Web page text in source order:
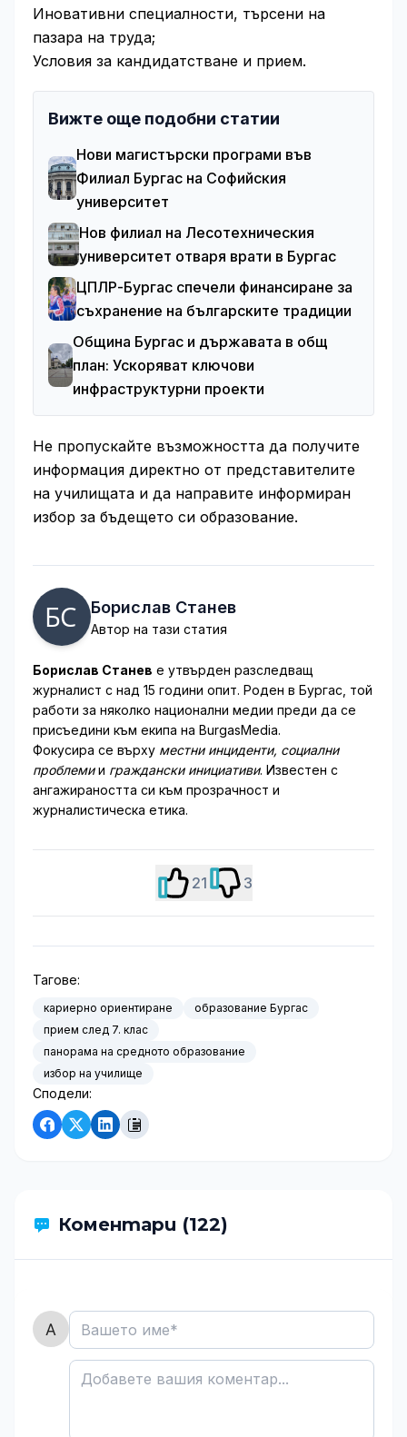
Иновативни специалности, търсени на
пазара на труда;
Условия за кандидатстване и прием.
Вижте още подобни статии
Нови магистърски програми във
Филиал Бургас на Софийския
университет
Нов филиал на Лесотехническия
университет отваря врати в Бургас
ЦПЛР-Бургас спечели финансиране за
съхранение на българските традиции
Община Бургас и държавата в общ
план: Ускоряват ключови
инфраструктурни проекти
Не пропускайте възможността да получите
информация директно от представителите
на училищата и да направите информиран
избор за бъдещето си образование.
Борислав Станев
Автор на тази статия
Борислав Станев е утвърден разследващ
журналист с над 15 години опит. Роден в Бургас, той
работи за няколко национални медии преди да се
присъедини към екипа на BurgasMedia.
Фокусира се върху местни инциденти, социални
проблемии граждански инициативи. Известен с
ангажираността си към прозрачност и
журналистическа етика.
21 3
Тагове:
кариерно ориентиране
образование Бургас
прием след 7. клас
панорама на средното образование
избор на училище
Сподели:
Коментари (122)